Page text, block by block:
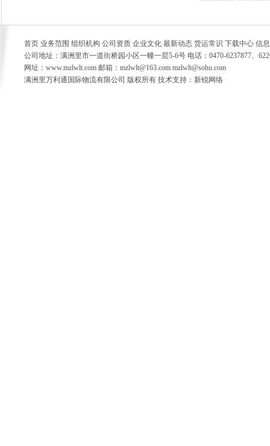
首页 业务范围 组织机构 公司资质 企业文化 最新动态 货运常识 下载中心 信
公司地址：满洲里市一道街桥园小区一幢一层5-6号 电话：0470-6237877、
网址：www.mzlwlt.com 邮箱：mzlwlt@163.com mzlwlt@sohu.com
满洲里万利通国际物流有限公司 版权所有 技术支持：新锐网络